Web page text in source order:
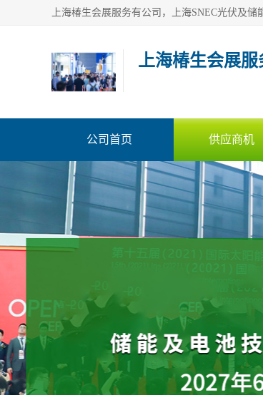
上海椿生会展服
公司首页 供应商机